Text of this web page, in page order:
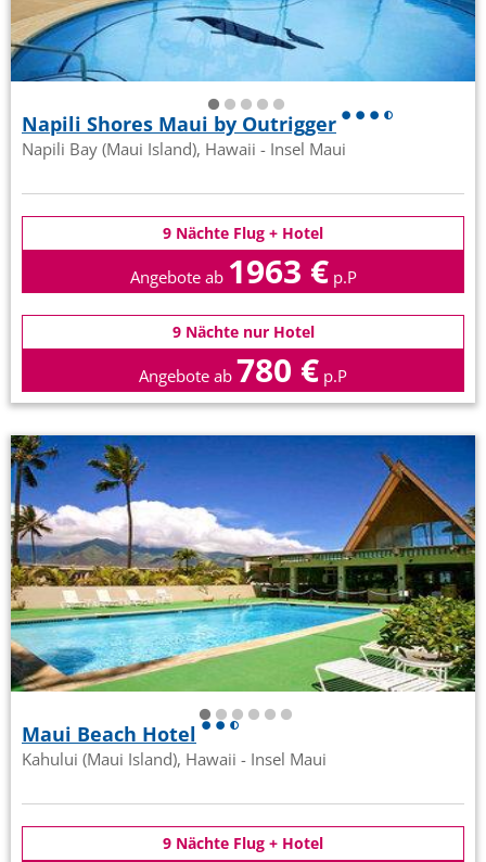
Napili Shores Maui by Outrigger
Napili Bay (Maui Island), Hawaii - Insel Maui
9 Nächte Flug + Hotel
Angebote ab 1963 € p.P
9 Nächte nur Hotel
Angebote ab 780 € p.P
Maui Beach Hotel
Kahului (Maui Island), Hawaii - Insel Maui
9 Nächte Flug + Hotel